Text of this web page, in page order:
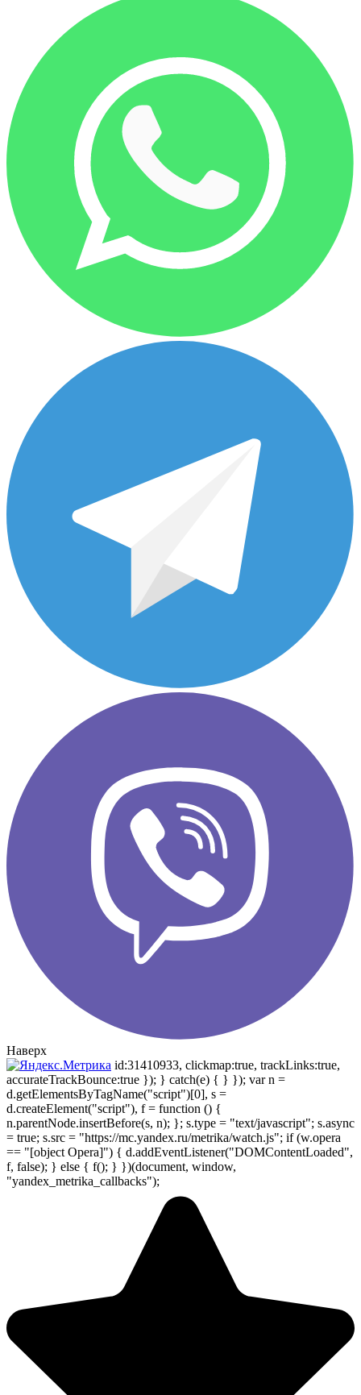
Наверх
id:31410933, clickmap:true, trackLinks:true,
accurateTrackBounce:true }); } catch(e) { } }); var n =
d.getElementsByTagName("script")[0], s =
d.createElement("script"), f = function () {
n.parentNode.insertBefore(s, n); }; s.type = "text/javascript"; s.async
= true; s.src = "https://mc.yandex.ru/metrika/watch.js"; if (w.opera
== "[object Opera]") { d.addEventListener("DOMContentLoaded",
f, false); } else { f(); } })(document, window,
"yandex_metrika_callbacks");